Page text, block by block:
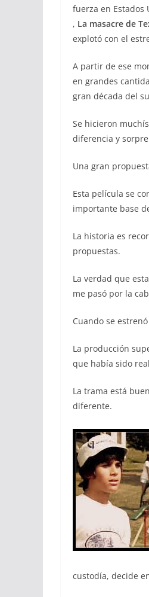
fuerza en Estados
, La masacre de
explotó con el
A partir de ese
en grandes
gran década del
Se hicieron
diferencia y
Una gran
Esta película se
importante base
La historia es
propuestas.
La verdad que
me pasó por la
Cuando se
La producción
que había sido
La trama está
diferente.
custodía, decide